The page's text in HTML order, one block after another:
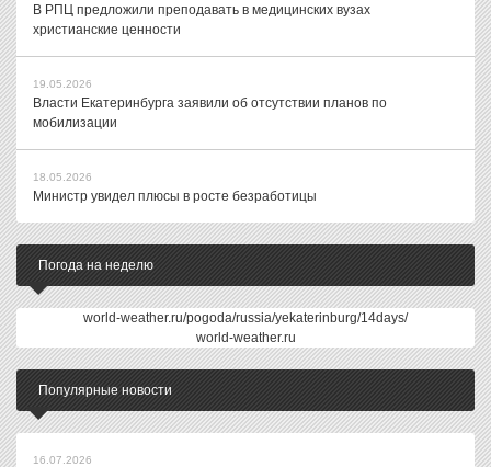
В РПЦ предложили преподавать в медицинских вузах
христианские ценности
19.05.2026
Власти Екатеринбурга заявили об отсутствии планов по
мобилизации
18.05.2026
Министр увидел плюсы в росте безработицы
Погода на неделю
world-weather.ru/pogoda/russia/yekaterinburg/14days/
world-weather.ru
Популярные новости
16.07.2026